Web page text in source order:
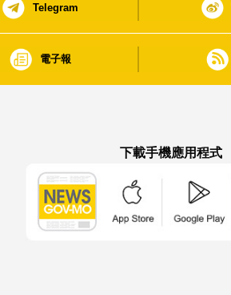
Telegram
電子報
下載手機應用程式